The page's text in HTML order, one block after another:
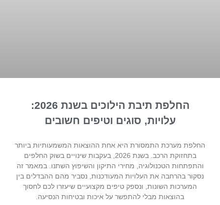
החלפת תיבת הילוכים בשנת 2026:
עלויות, סוגים וטיפים חשובים
החלפת מערכת התמסורת היא אחת ההוצאות המשמעותיות ביותר
בתחזוקת הרכב. בשנת 2026, בעקבות שינויים בשוק החלפים
והתפתחות הטכנולוגיה, מחירי התיקון והשיפוץ השתנו. במאמר זה
נסקור בהרחבה את העלויות המעודכנות, נסביר מהם ההבדלים בין
המערכות השונות, ונספק טיפים מקצועיים שיעזרו לכם לחסוך
בהוצאות מבלי להתפשר על איכות ובטיחות הנסיעה.